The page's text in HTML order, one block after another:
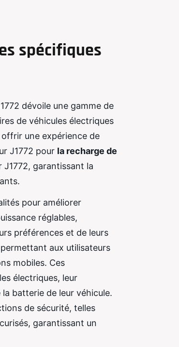
spécifiques
dévoile une gamme de
de véhicules électriques
une expérience de
J1772 pour la recharge de
garantissant la
pour améliorer
réglables,
préférences et de leurs
aux utilisateurs
mobiles. Ces
électriques, leur
batterie de leur véhicule.
de sécurité, telles
garantissant un